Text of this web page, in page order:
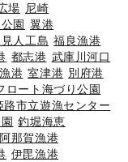
場 尼崎
園 翼港
人工島 福良漁港
都志港 武庫川河口
港 室津港 別府港
ロート海づり公園
路市立遊漁センター
釣堀海恵
阿那賀漁港
伊毘漁港